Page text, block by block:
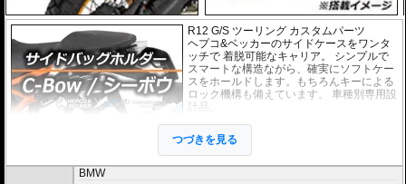
R12 G/S ツーリング カスタムパーツ
ヘプコ&ベッカーのサイドケースをワンタ
ッチで 着脱可能なキャリア。 シンプルで
スマートな構造ながら、確実にソフトケー
スをホールドします。もちろんキーによる
ロック機構も備えています。 車種別専用設
計品。
※耐加重 : 片側 5kg (ケース、バッグの自重
を除く)
※サイドケースは別売です。こちらからお
求め下さい。
つづきを見る
BMW